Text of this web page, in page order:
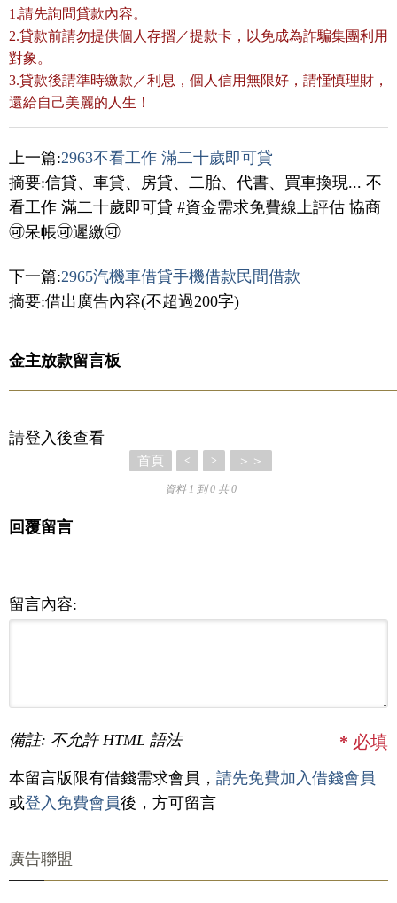
1.請先詢問貸款內容。
2.貸款前請勿提供個人存摺／提款卡，以免成為詐騙集團利用
對象。
3.貸款後請準時繳款／利息，個人信用無限好，請慬慎理財，
還給自己美麗的人生！
上一篇:2963不看工作 滿二十歲即可貸
摘要:信貸、車貸、房貸、二胎、代書、買車換現... 不
看工作 滿二十歲即可貸 #資金需求免費線上評估 協商
🉑呆帳🉑遲繳🉑
下一篇:2965汽機車借貸手機借款民間借款
摘要:借出廣告內容(不超過200字)
金主放款留言板
請登入後查看
首頁 < > ＞＞
資料 1 到 0 共 0
回覆留言
留言內容:
備註: 不允許 HTML 語法 * 必填
本留言版限有借錢需求會員， 請先免費加入借錢會員
或登入免費會員後，方可留言
廣告聯盟